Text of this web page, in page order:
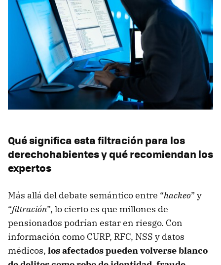
Qué significa esta filtración para los
derechohabientes y qué recomiendan los
expertos
Más allá del debate semántico entre “hackeo” y
“filtración”, lo cierto es que millones de
pensionados podrían estar en riesgo. Con
información como CURP, RFC, NSS y datos
médicos, los afectados pueden volverse blanco